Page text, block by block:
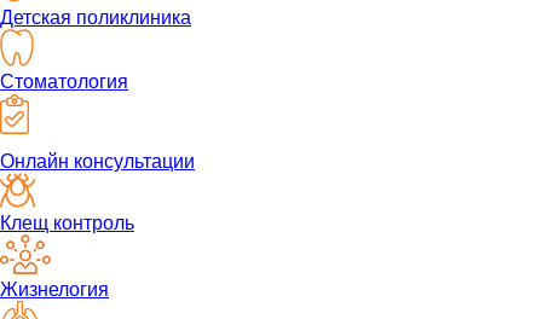
Детская поликлиника
Стоматология
Онлайн консультации
Клещ контроль
Жизнелогия